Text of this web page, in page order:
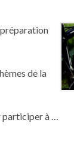
de la
participer à …